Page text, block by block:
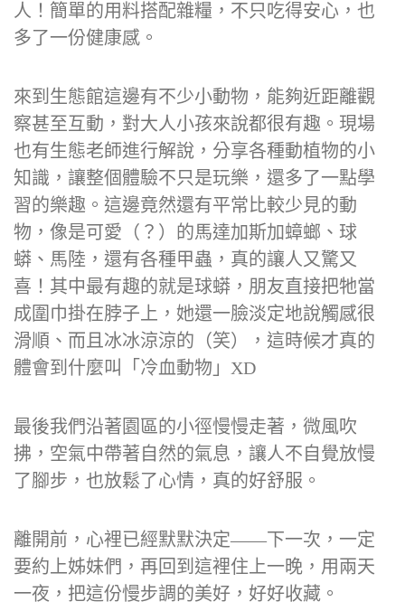
人！簡單的用料搭配雜糧，不只吃得安心，也
多了一份健康感。
來到生態館這邊有不少小動物，能夠近距離觀
察甚至互動，對大人小孩來說都很有趣。現場
也有生態老師進行解說，分享各種動植物的小
知識，讓整個體驗不只是玩樂，還多了一點學
習的樂趣。這邊竟然還有平常比較少見的動
物，像是可愛（？）的馬達加斯加蟑螂、球
蟒、馬陸，還有各種甲蟲，真的讓人又驚又
喜！其中最有趣的就是球蟒，朋友直接把牠當
成圍巾掛在脖子上，她還一臉淡定地說觸感很
滑順、而且冰冰涼涼的（笑），這時候才真的
體會到什麼叫「冷血動物」XD
最後我們沿著園區的小徑慢慢走著，微風吹
拂，空氣中帶著自然的氣息，讓人不自覺放慢
了腳步，也放鬆了心情，真的好舒服。
離開前，心裡已經默默決定——下一次，一定
要約上姊妹們，再回到這裡住上一晚，用兩天
一夜，把這份慢步調的美好，好好收藏。